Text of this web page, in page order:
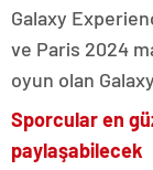
Galaxy
ve Paris 2024
oyun olan
Sporcular en
paylaşabilecek